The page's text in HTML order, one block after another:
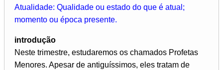
Atualidade: Qualidade ou estado do que é atual;
momento ou época presente.
introdução
Neste trimestre, estudaremos os chamados Profetas
Menores. Apesar de antiguíssimos, eles tratam de